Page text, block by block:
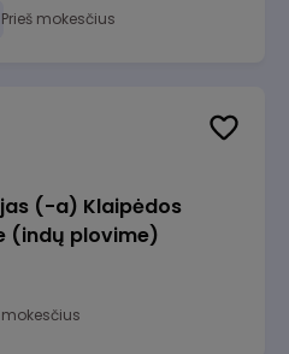
Prieš mokesčius
(-a) Klaipėdos
(indų plovime)
mokesčius